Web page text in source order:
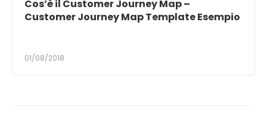
Cos’è il Customer Journey Map –
Customer Journey Map Template Esempio
01/08/2018